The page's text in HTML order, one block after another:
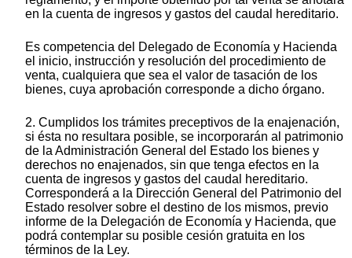
en la cuenta de ingresos y gastos del caudal hereditario.
Es competencia del Delegado de Economía y Hacienda
el inicio, instrucción y resolución del procedimiento de
venta, cualquiera que sea el valor de tasación de los
bienes, cuya aprobación corresponde a dicho órgano.
2. Cumplidos los trámites preceptivos de la enajenación,
si ésta no resultara posible, se incorporarán al patrimonio
de la Administración General del Estado los bienes y
derechos no enajenados, sin que tenga efectos en la
cuenta de ingresos y gastos del caudal hereditario.
Corresponderá a la Dirección General del Patrimonio del
Estado resolver sobre el destino de los mismos, previo
informe de la Delegación de Economía y Hacienda, que
podrá contemplar su posible cesión gratuita en los
términos de la Ley.